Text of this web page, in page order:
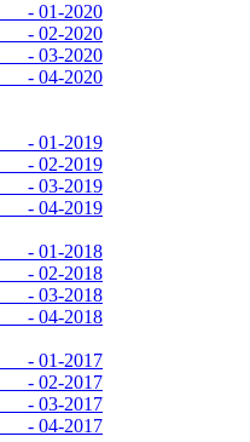
2020
2020
2020
2020
2019
2019
2019
2019
2018
2018
2018
2018
2017
2017
2017
2017